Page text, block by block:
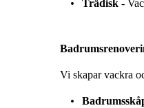
Trädisk -
Vi skapar vackra